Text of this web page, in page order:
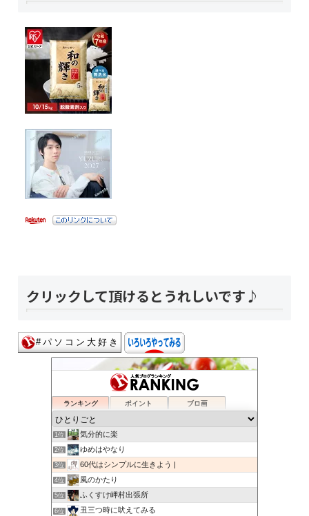
クリックして頂けるとうれしいです♪
ランキング ポイント ブロ画
1位 気分的に楽
2位 ゆめはやなり
3位 60代はシンプルに生きよう |
4位 風のかたり
5位 ふくすけ岬村出張所
6位 丑三つ時に吠えてみる